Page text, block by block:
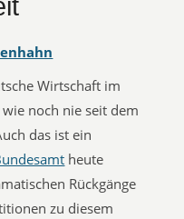
Wirtschaft im
noch nie seit dem
das ist ein
heute
Rückgänge
zu diesem